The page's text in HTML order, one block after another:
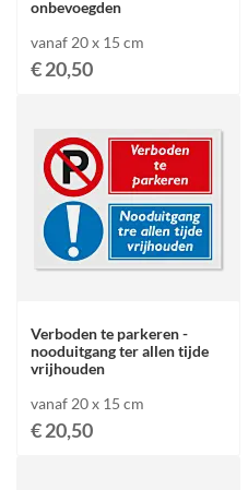
onbevoegden
vanaf 20 x 15 cm
€ 20,50
Verboden te parkeren -
nooduitgang ter allen tijde
vrijhouden
vanaf 20 x 15 cm
€ 20,50